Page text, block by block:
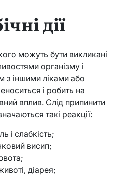
дії
можуть бути викликані
організму і
з іншими ліками або
і робить на
вплив. Слід припинити
такі реакції:
і слабкість;
висип;
діарея;